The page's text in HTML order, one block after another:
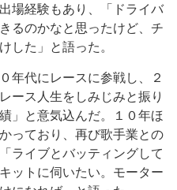
場経験もあり、「ドライバ
るのかなと思ったけど、チ
した」と語った。
年代にレースに参戦し、２
ース人生をしみじみと振り
」と意気込んだ。１０年ほ
っており、再び歌手業との
ライブとバッティングして
ットに伺いたい。モーター